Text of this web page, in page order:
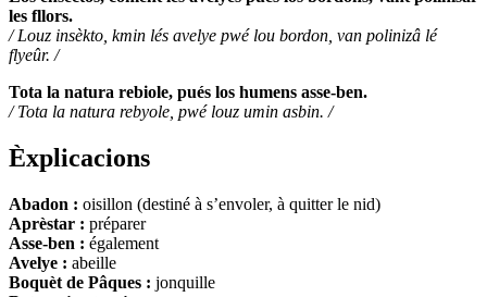
les fllors.
/ Louz insèkto, kmin lés avelye pwé lou bordon, van polinizâ lé
flyeûr. /
Tota la natura rebiole, pués los humens asse-ben.
/ Tota la natura rebyole, pwé louz umin asbin. /
Èxplicacions
Abadon : oisillon (destiné à s’envoler, à quitter le nid)
Aprèstar : préparer
Asse-ben : également
Avelye : abeille
Boquèt de Pâques : jonquille